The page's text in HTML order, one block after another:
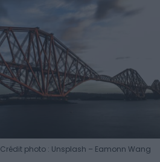
Crédit photo : Unsplash – Eamonn Wang